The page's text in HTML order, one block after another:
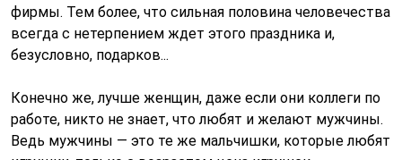
фирмы. Тем более, что сильная половина человечества
всегда с нетерпением ждет этого праздника и,
безусловно, подарков...
Конечно же, лучше женщин, даже если они коллеги по
работе, никто не знает, что любят и желают мужчины.
Ведь мужчины — это те же мальчишки, которые любят